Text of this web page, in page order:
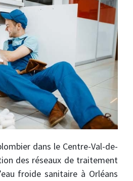
dans le Centre-Val-de-
des réseaux de traitement
froide sanitaire à Orléans